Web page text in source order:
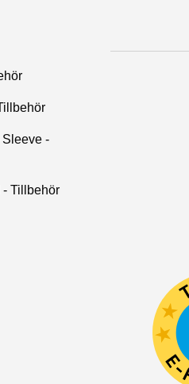
Sleeve -
- Tillbehör